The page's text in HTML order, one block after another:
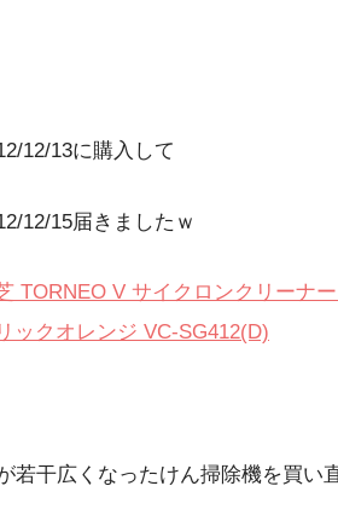
12/13に購入して
12/15届きましたｗ
TORNEO V サイクロンクリーナ
ックオレンジ VC-SG412(D)
若干広くなったけん掃除機を買い